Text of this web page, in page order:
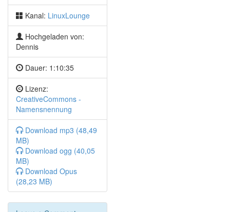
Bei Tails mitwirken
Tails Spendenkampagne
Tails Reproducible Builds
Tails Server
Newsflash
Linktipp: Mastodon and Free Speech
Canonical im Advisory board der Gnome Foundation
Freies Mausprojekt
ImproveOSM
KDE-Ziele
Zockerecke
Trüberbrook
Project 5: Sightseer
FreeCS - Open Counter Strike
Kanal: LinuxLounge
Hochgeladen von:
Dennis
Dauer: 1:10:35
Lizenz:
CreativeCommons -
Namensnennung
Download mp3 (48,49
MB)
Download ogg (40,05
MB)
Download Opus
(28,23 MB)